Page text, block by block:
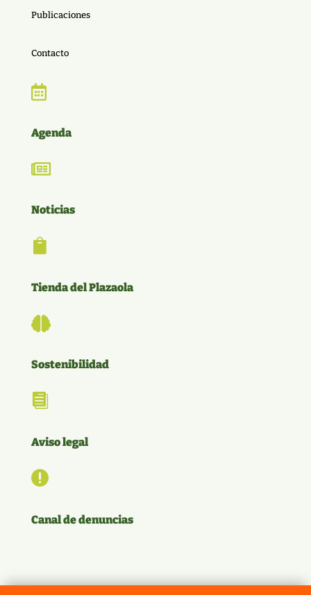
Publicaciones
Contacto

Agenda

Noticias

Tienda del Plazaola

Sostenibilidad

Aviso legal

Canal de denuncias